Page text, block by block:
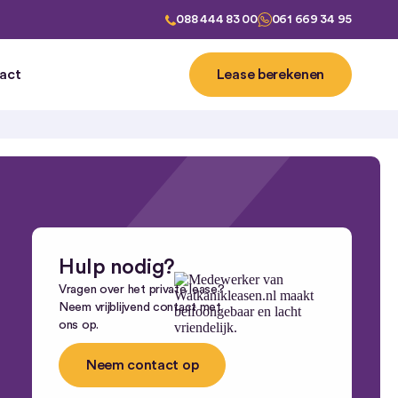
088 444 83 00 061 669 34 95
Lease berekenen
Hulp nodig?
Vragen over het private lease?
Neem vrijblijvend contact met
ons op.
Neem contact op